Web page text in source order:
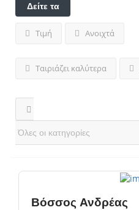
Δείτε τα
φίλτρα
Τιμή Ανοιχτά
Ταιριάζει καλύτερα
Βόσσος Ανδρέας